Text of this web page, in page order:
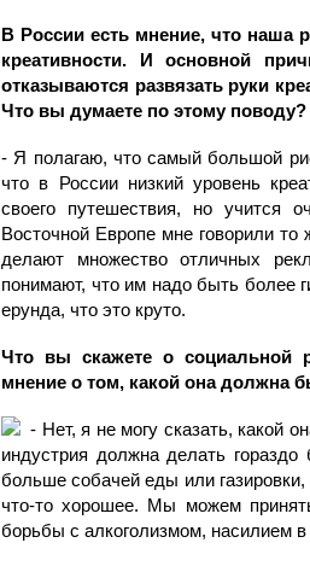
В России есть мнение, что наша
креативности. И основной
отказываются развязать руки
Что вы думаете по этому поводу?
- Я полагаю, что самый большой
что в России низкий уровень
своего путешествия, но учится
Восточной Европе мне говорили
делают множество отличных
понимают, что им надо быть более
ерунда, что это круто.
Что вы скажете о социальной
мнение о том, какой она должна
- Нет, я не могу сказать, какой
индустрия должна делать
больше собачей еды или
что-то хорошее. Мы можем
борьбы с алкоголизмом, насилием